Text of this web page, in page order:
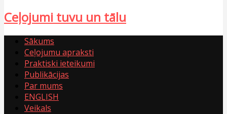
Ceļojumi tuvu un tālu
Sākums
Ceļojumu apraksti
Praktiski ieteikumi
Publikācijas
Par mums
ENGLISH
Veikals